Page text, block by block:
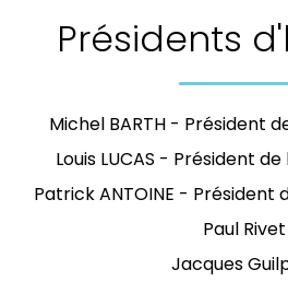
Présidents
Michel BARTH - Président
Louis LUCAS - Président de
Patrick ANTOINE - Président
Paul Rivet
Jacques